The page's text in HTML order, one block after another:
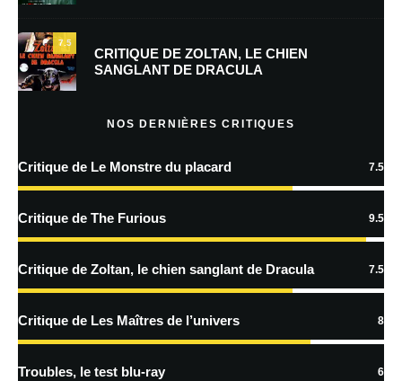
mon prochain commentaire.
Prévenez-moi de tous les nouveaux commentaires par e-mail.
Prévenez-moi de tous les nouveaux articles par e-mail.
En savoir
traitées
7.5
CRITIQUE DE ZOLTAN, LE CHIEN
SANGLANT DE DRACULA
NOS DERNIÈRES CRITIQUES
Critique de Le Monstre du placard 7.5
Critique de The Furious 9.5
Critique de Zoltan, le chien sanglant de Dracula 7.5
Critique de Les Maîtres de l’univers 8
Troubles, le test blu-ray 6